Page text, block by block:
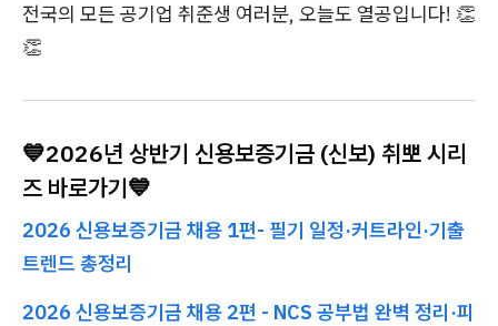
전국의 모든 공기업 취준생 여러분, 오늘도 열공입니다! 👏
👏
💙2026년 상반기 신용보증기금 (신보) 취뽀 시리
즈 바로가기💙
2026 신용보증기금 채용 1편- 필기 일정·커트라인·기출
트렌드 총정리
2026 신용보증기금 채용 2편 - NCS 공부법 완벽 정리·피